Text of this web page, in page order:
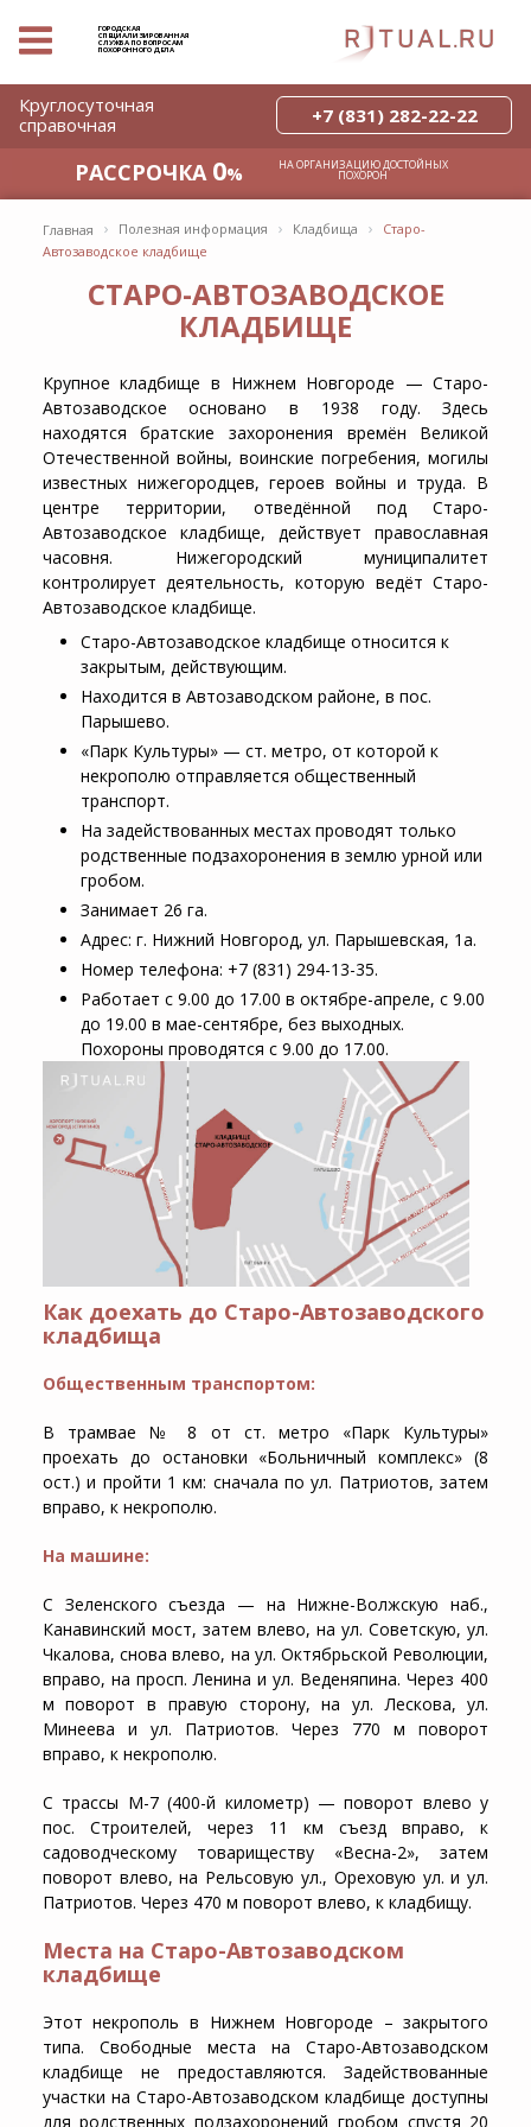
ГОРОДСКАЯ
СПЕЦИАЛИЗИРОВАННАЯ
СЛУЖБА ПО ВОПРОСАМ
ПОХОРОННОГО ДЕЛА
РАССРОЧКА 0% НА ОРГАНИЗАЦИЮ ДОСТОЙНЫХ
ПОХОРОН
Главная › Полезная информация › Кладбища ›
Старо-
Автозаводское кладбище
СТАРО-АВТОЗАВОДСКОЕ
КЛАДБИЩЕ
Крупноекладбище в Нижнем Новгороде — Старо-
Автозаводское основано в 1938 году. Здесь
находятся братские захоронения времён Великой
Отечественной войны, воинские погребения, могилы
известных нижегородцев, героев войны и труда. В
центре территории, отведённой подСтаро-
Автозаводское кладбище, действует православная
часовня. Нижегородский муниципалитет
контролирует деятельность, которую ведёт Старо-
Автозаводское кладбище.
Старо-Автозаводское кладбище относится к
закрытым, действующим.
Находится в Автозаводском районе, в пос.
Парышево.
«Парк Культуры» — ст. метро, от которой к
некрополю отправляется общественный
транспорт.
На задействованных местах проводят только
родственные подзахоронения в землю урной или
гробом.
Занимает 26 га.
Адрес: г. Нижний Новгород, ул. Парышевская, 1а.
Номер телефона: +7 (831) 294-13-35.
Работает с 9.00 до 17.00 в октябре-апреле, с 9.00
до 19.00 в мае-сентябре, без выходных.
Похороны проводятся с 9.00 до 17.00.
Как доехать до Старо-Автозаводского
кладбища
Общественным транспортом:
В трамвае № 8 от ст. метро «Парк Культуры»
проехать до остановки «Больничный комплекс» (8
ост.) и пройти 1 км: сначала по ул. Патриотов, затем
вправо, к некрополю.
На машине:
С Зеленского съезда — на Нижне-Волжскую наб.,
Канавинский мост, затем влево, на ул. Советскую, ул.
Чкалова, снова влево, на ул. Октябрьской Революции,
вправо, на просп. Ленина и ул. Веденяпина. Через 400
м поворот в правую сторону, на ул. Лескова, ул.
Минеева и ул. Патриотов. Через 770 м поворот
вправо, к некрополю.
С трассы М-7 (400-й километр) — поворот влево у
пос. Строителей, через 11 км съезд вправо, к
садоводческому товариществу «Весна-2», затем
поворот влево, на Рельсовую ул., Ореховую ул. и ул.
Патриотов. Через 470 м поворот влево, к кладбищу.
Места на Старо-Автозаводском
кладбище
Этот некрополь в Нижнем Новгороде – закрытого
типа. Свободные места на Старо-Автозаводском
кладбище не предоставляются. Задействованные
участки на Старо-Автозаводском кладбище доступны
для родственных подзахоронений гробом спустя 20
Круглосуточная
справочная
+7 (831) 282-22-22